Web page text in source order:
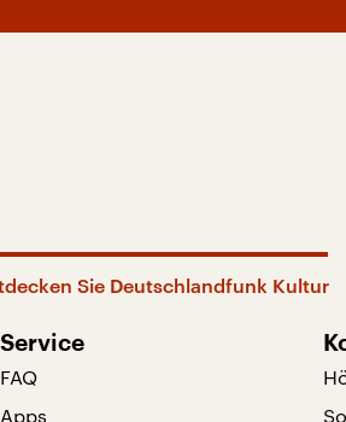
Sie Deutschlandfunk Kultur
Service
FAQ
Apps